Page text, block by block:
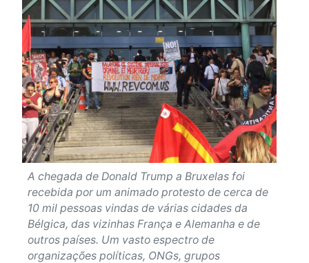
A chegada de Donald Trump a Bruxelas foi
recebida por um animado protesto de cerca de
10 mil pessoas vindas de várias cidades da
Bélgica, das vizinhas França e Alemanha e de
outros países. Um vasto espectro de
organizações políticas, ONGs, grupos